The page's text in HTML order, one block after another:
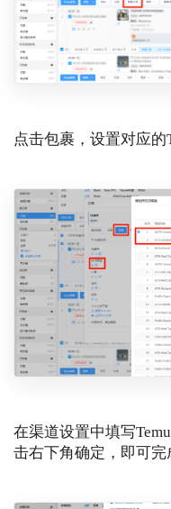
点击包裹，设置对应
在渠道设置中填写
击右下角确定，即可完